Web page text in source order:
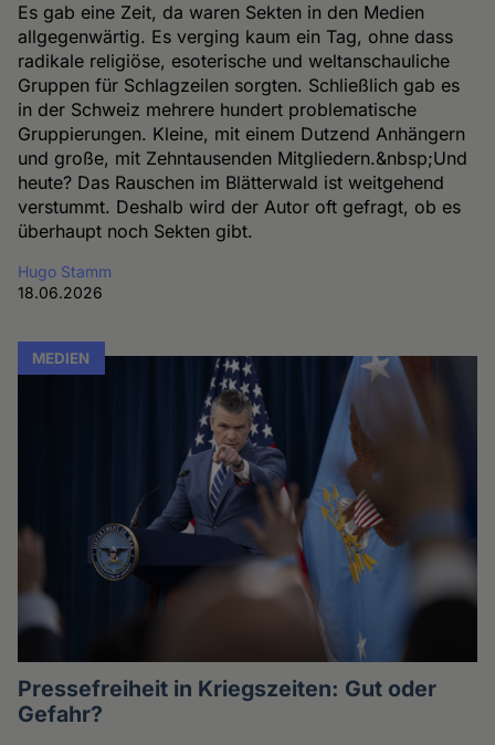
Es gab eine Zeit, da waren Sekten in den Medien
allgegenwärtig. Es verging kaum ein Tag, ohne dass
radikale religiöse, esoterische und weltanschauliche
Gruppen für Schlagzeilen sorgten. Schließlich gab es
in der Schweiz mehrere hundert problematische
Gruppierungen. Kleine, mit einem Dutzend Anhängern
und große, mit Zehntausenden Mitgliedern.&nbsp;Und
heute? Das Rauschen im Blätterwald ist weitgehend
verstummt. Deshalb wird der Autor oft gefragt, ob es
überhaupt noch Sekten gibt.
Hugo Stamm
18.06.2026
MEDIEN
Pressefreiheit in Kriegszeiten: Gut oder
Gefahr?